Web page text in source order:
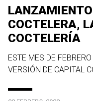
COCTELERA,
COCTELERÍA
ESTE MES DE
VERSIÓN DE CAPITAL
23 FEBRERO, 2022